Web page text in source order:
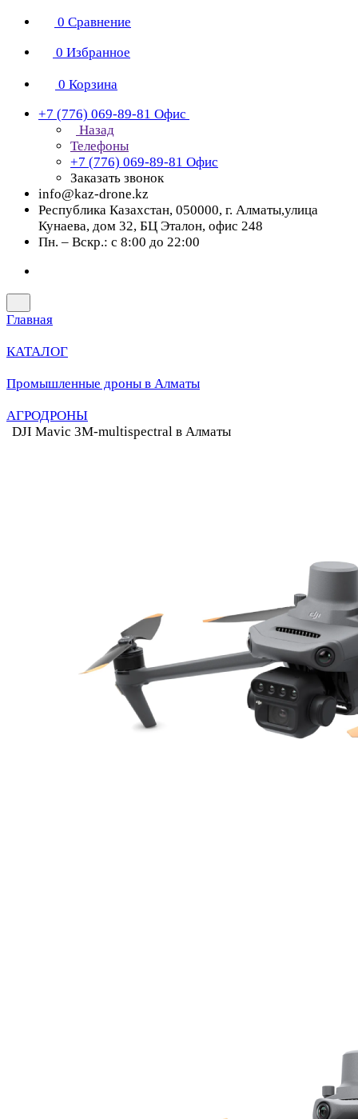
0 Сравнение
0 Избранное
0 Корзина
+7 (776) 069-89-81 Офис
Назад
Телефоны
+7 (776) 069-89-81 Офис
Заказать звонок
info@kaz-drone.kz
Республика Казахстан, 050000, г. Алматы,улица
Кунаева, дом 32, БЦ Эталон, офис 248
Пн. – Вскр.: с 8:00 до 22:00
Главная
КАТАЛОГ
Промышленные дроны в Алматы
АГРОДРОНЫ
DJI Mavic 3M-multispectral в Алматы